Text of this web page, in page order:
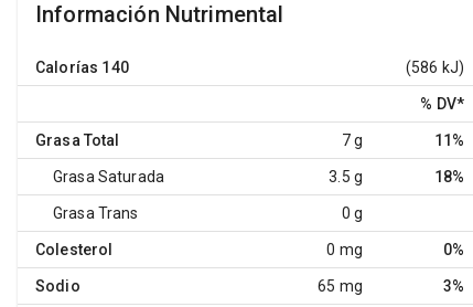
Información Nutrimental
Calorías 140 (586 kJ)
% DV*
Grasa Total 7 g 11%
Grasa Saturada 3.5 g 18%
Grasa Trans 0 g
Colesterol 0 mg 0%
Sodio 65 mg 3%